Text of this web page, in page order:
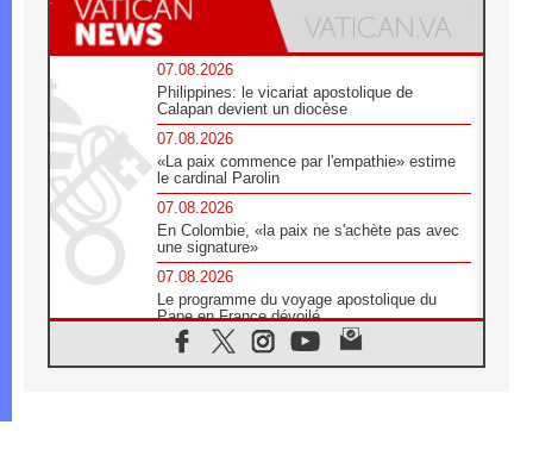
07.08.2026
Philippines: le vicariat apostolique de
Calapan devient un diocèse
07.08.2026
«La paix commence par l'empathie» estime
le cardinal Parolin
07.08.2026
En Colombie, «la paix ne s'achète pas avec
une signature»
07.08.2026
Le programme du voyage apostolique du
Pape en France dévoilé
07.08.2026
1ère Conférence continentale sur l'éducation